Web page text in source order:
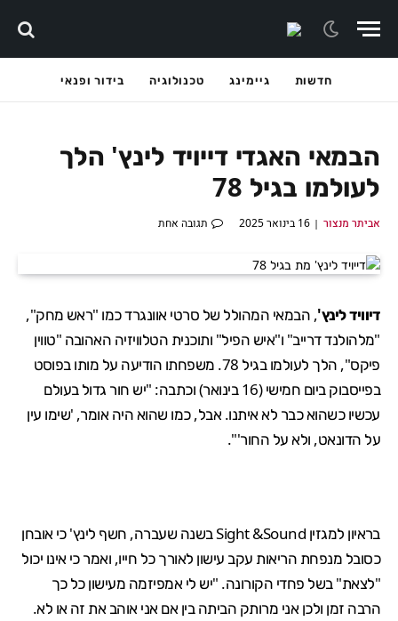
חדשות גיימינג טכנולוגיה בידור ופנאי
הבמאי האגדי דייויד לינץ' הלך
לעולמו בגיל 78
אביתר מנצור 16 בינואר 2025 תגובה אחת
דיוויד לינץ', הבמאי המהולל של סרטי אוונגרד כמו "ראש מחק",
"מלהולנד דרייב" ו"איש הפיל" ותוכנית הטלוויזיה האהובה "טווין
פיקס", הלך לעולמו בגיל 78. משפחתו הודיעה על מותו בפוסט
בפייסבוק ביום חמישי (16 בינואר) וכתבה: "יש חור גדול בעולם
עכשיו כשהוא כבר לא איתנו. אבל, כמו שהוא היה אומר, 'שימו עין
על הדונאט, ולא על החור'".
בראיון למגזין Sight &Soundבשנה שעברה, חשף לינץ' כי אובחן
כסובל מנפחת הריאות עקב עישון לאורך כל חייו, ואמר כי אינו יכול
"לצאת" בשל פחדי הקורונה. "יש לי אמפיזמה מעישון כל כך
הרבה זמן ולכן אני מרותק הביתה בין אם אני אוהב את זה או לא.